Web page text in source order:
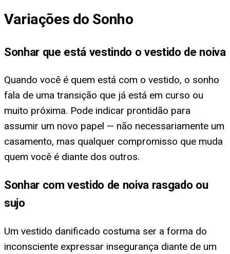
Variações do Sonho
Sonhar que está vestindo o vestido de noiva
Quando você é quem está com o vestido, o sonho
fala de uma transição que já está em curso ou
muito próxima. Pode indicar prontidão para
assumir um novo papel — não necessariamente um
casamento, mas qualquer compromisso que muda
quem você é diante dos outros.
Sonhar com vestido de noiva rasgado ou
sujo
Um vestido danificado costuma ser a forma do
inconsciente expressar insegurança diante de um